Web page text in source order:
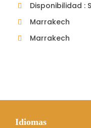
Disponibilidad :
Marrakech
Marrakech
Idiomas